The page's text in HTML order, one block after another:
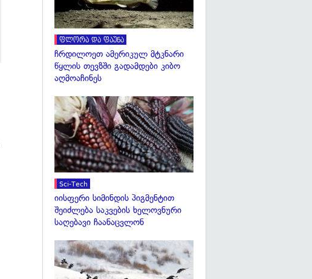
ფლორა და ფაუნა
ჩრდილოეთ ამერიკულ მტკნარი
წყლის თევზში გადამდები კიბო
აღმოაჩინეს
Sci-Tech
იისფერი სიმინდის პიგმენტით
შეიძლება საკვების ხელოვნური
საღებავი ჩაანაცვლონ